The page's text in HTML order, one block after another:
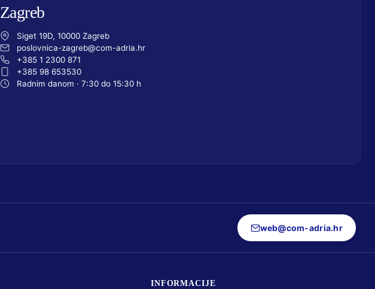
Zagreb
Siget 19D, 10000 Zagreb
poslovnica-zagreb@com-adria.hr
+385 1 2300 871
+385 98 653530
Radnim danom · 7:30 do 15:30 h
web@com-adria.hr
INFORMACIJE